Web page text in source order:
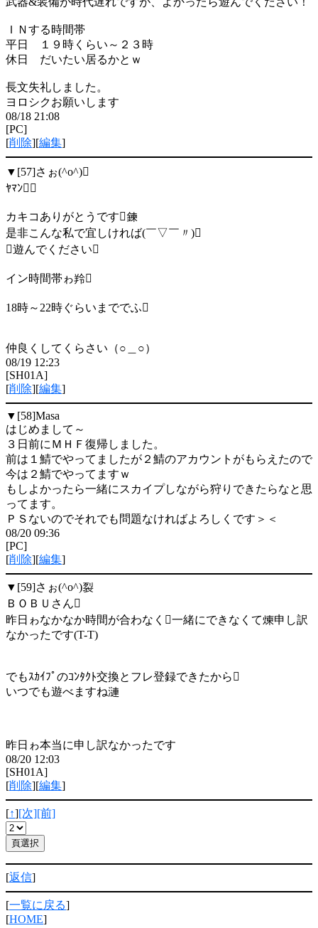
ＩＮする時間帯
平日 １９時くらい～２３時
休日 だいたい居るかとｗ
長文失礼しました。
ヨロシクお願いします
08/18 21:08
[PC]
[削除][編集]
▼[57]さぉ(^o^)
ﾔﾏﾝ
カキコありがとうです鍊
是非こんな私で宜しければ(￣▽￣〃)
遊んでください
イン時間帯ゎ羚
18時～22時ぐらいまででふ
仲良くしてくらさい（○＿○）
08/19 12:23
[SH01A]
[削除][編集]
▼[58]Masa
はじめまして～
３日前にＭＨＦ復帰しました。
前は１鯖でやってましたが２鯖のアカウントがもらえたので
今は２鯖でやってますｗ
もしよかったら一緒にスカイプしながら狩りできたらなと思
ってます。
ＰＳないのでそれでも問題なければよろしくです＞＜
08/20 09:36
[PC]
[削除][編集]
▼[59]さぉ(^o^)裂
ＢＯＢＵさん
昨日ゎなかなか時間が合わなく一緒にできなくて煉申し訳
なかったです(T-T)
でもｽｶｲﾌﾟのｺﾝﾀｸﾄ交換とフレ登録できたから
いつでも遊べますね漣
昨日ゎ本当に申し訳なかったです
08/20 12:03
[SH01A]
[削除][編集]
[↑][次][前]
[返信]
[一覧に戻る]
[HOME]